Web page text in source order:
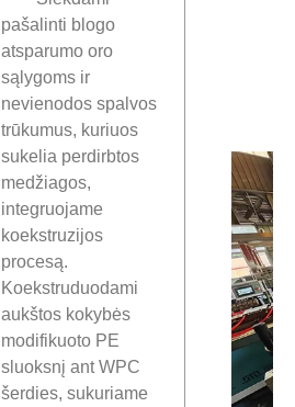
pašalinti blogo
atsparumo oro
sąlygoms ir
nevienodos spalvos
trūkumus, kuriuos
sukelia perdirbtos
medžiagos,
integruojame
koekstruzijos
procesą.
Koekstruduodami
aukštos kokybės
modifikuoto PE
sluoksnį ant WPC
šerdies, sukuriame